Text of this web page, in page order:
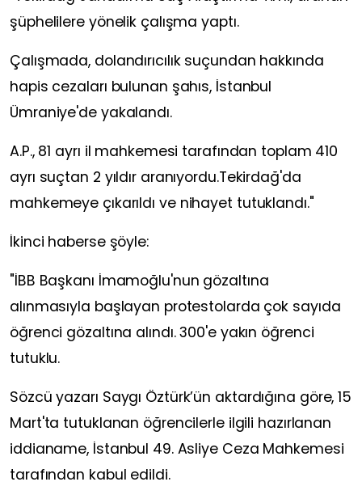
şüphelilere yönelik çalışma yaptı.
Çalışmada, dolandırıcılık suçundan hakkında
hapis cezaları bulunan şahıs, İstanbul
Ümraniye'de yakalandı.
A.P., 81 ayrı il mahkemesi tarafından toplam 410
ayrı suçtan 2 yıldır aranıyordu.Tekirdağ'da
mahkemeye çıkarıldı ve nihayet tutuklandı."
İkinci haberse şöyle:
"İBB Başkanı İmamoğlu'nun gözaltına
alınmasıyla başlayan protestolarda çok sayıda
öğrenci gözaltına alındı. 300'e yakın öğrenci
tutuklu.
Sözcü yazarı Saygı Öztürk’ün aktardığına göre, 15
Mart'ta tutuklanan öğrencilerle ilgili hazırlanan
iddianame, İstanbul 49. Asliye Ceza Mahkemesi
tarafından kabul edildi.